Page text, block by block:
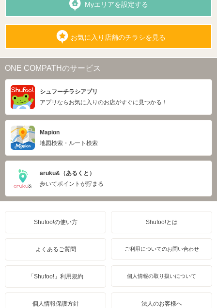
Myエリアを設定する
お気に入り店舗のチラシを見る
ONE COMPATHのサービス
シュフーチラシアプリ
アプリならお気に入りのお店がすぐに見つかる！
Mapion
地図検索・ルート検索
aruku&（あるくと）
歩いてポイントが貯まる
Shufoo!の使い方 Shufoo!とは
よくあるご質問 ご利用についてのお問い合わせ
「Shufoo!」利用規約 個人情報の取り扱いについて
個人情報保護方針 法人のお客様へ